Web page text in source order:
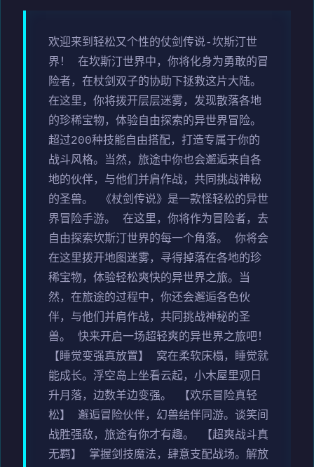
欢迎来到轻松又个性的仗剑传说-坎斯汀世
界！ 在坎斯汀世界中，你将化身为勇敢的冒
险者，在杖剑双子的协助下拯救这片大陆。
在这里，你将拨开层层迷雾，发现散落各地
的珍稀宝物，体验自由探索的异世界冒险。
超过200种技能自由搭配，打造专属于你的
战斗风格。当然，旅途中你也会邂逅来自各
地的伙伴，与他们并肩作战，共同挑战神秘
的圣兽。 《杖剑传说》是一款怪轻松的异世
界冒险手游。 在这里，你将作为冒险者，去
自由探索坎斯汀世界的每一个角落。 你将会
在这里拨开地图迷雾，寻得掉落在各地的珍
稀宝物，体验轻松爽快的异世界之旅。当
然，在旅途的过程中，你还会邂逅各色伙
伴，与他们并肩作战，共同挑战神秘的圣
兽。 快来开启一场超轻爽的异世界之旅吧！
【睡觉变强真放置】 窝在柔软床榻，睡觉就
能成长。浮空岛上坐看云起，小木屋里观日
升月落，边数羊边变强。 【欢乐冒险真轻
松】 邂逅冒险伙伴，幻兽结伴同游。谈笑间
战胜强敌，旅途有你才有趣。 【超爽战斗真
无羁】 掌握剑技魔法，肆意支配战场。解放